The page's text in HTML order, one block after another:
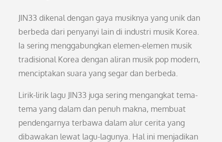
JIN33 dikenal dengan gaya musiknya yang unik dan
berbeda dari penyanyi lain di industri musik Korea.
Ia sering menggabungkan elemen-elemen musik
tradisional Korea dengan aliran musik pop modern,
menciptakan suara yang segar dan berbeda.
Lirik-lirik lagu JIN33 juga sering mengangkat tema-
tema yang dalam dan penuh makna, membuat
pendengarnya terbawa dalam alur cerita yang
dibawakan lewat lagu-lagunya. Hal ini menjadikan